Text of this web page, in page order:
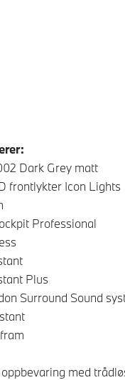
Dark Grey matt
frontlykter Icon Lights
Professional
Plus
Surround Sound
med